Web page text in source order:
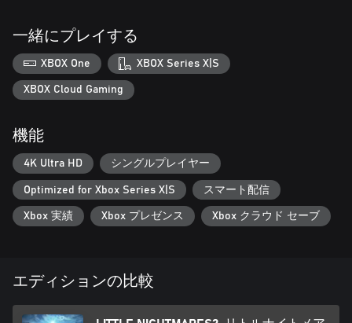
一緒にプレイする
XBOX One XBOX Series X|S
XBOX Cloud Gaming
機能
4K Ultra HD シングルプレイヤー
Optimized for Xbox Series X|S スマート配信
Xbox 実績 Xbox プレゼンス Xbox クラウド セーブ
エディションの比較